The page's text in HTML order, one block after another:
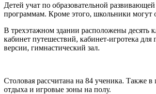
Детей учат по образовательной
программам. Кроме этого, школьники могут
В трехэтажном здании расположены десять
кабинет путешествий, кабинет-игротека
версии, гимнастический зал.
Столовая рассчитана на 84 ученика. Также
отдыха и игровые зоны на полу.